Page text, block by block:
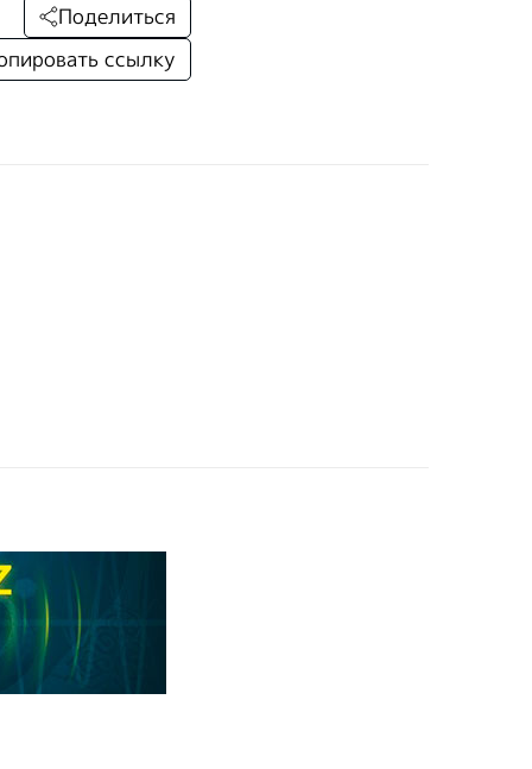
Поделиться
ссылку